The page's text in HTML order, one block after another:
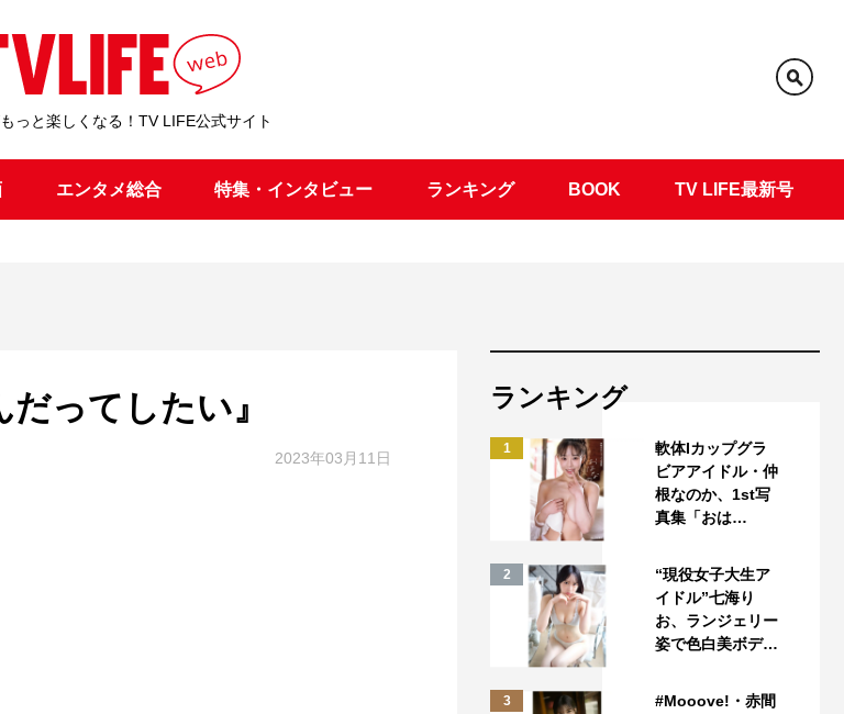
っと楽しくなる！TV LIFE公式サイト
エンタメ総合 特集・インタビュー ランキング BOOK TV LIFE最新号
ってしたい』
2023年03月11日
ランキング
1
軟体Iカップグラ
ビアアイドル・仲
根なのか、1st写
真集「おは…
2
“現役女子大生ア
イドル”七海り
お、ランジェリー
姿で色白美ボデ…
3
#Mooove!・赤間